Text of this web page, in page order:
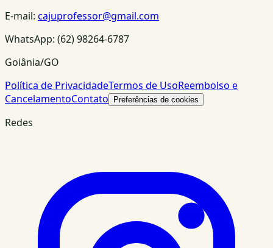
E-mail: cajuprofessor@gmail.com
WhatsApp: (62) 98264-6787
Goiânia/GO
Política de PrivacidadeTermos de UsoReembolso e
CancelamentoContato Preferências de cookies
Redes